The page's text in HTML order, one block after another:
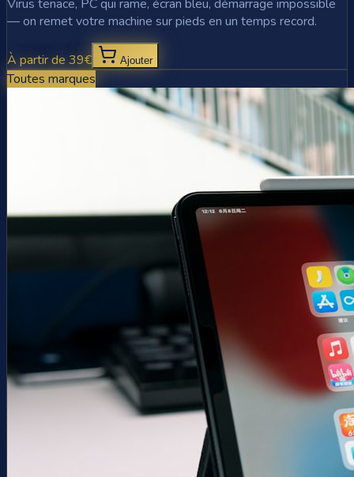
Virus tenace, PC qui rame, écran bleu, démarrage impossible
— on remet votre machine sur pieds en un temps record.
À partir de 39€ Ajouter
Toutes marques